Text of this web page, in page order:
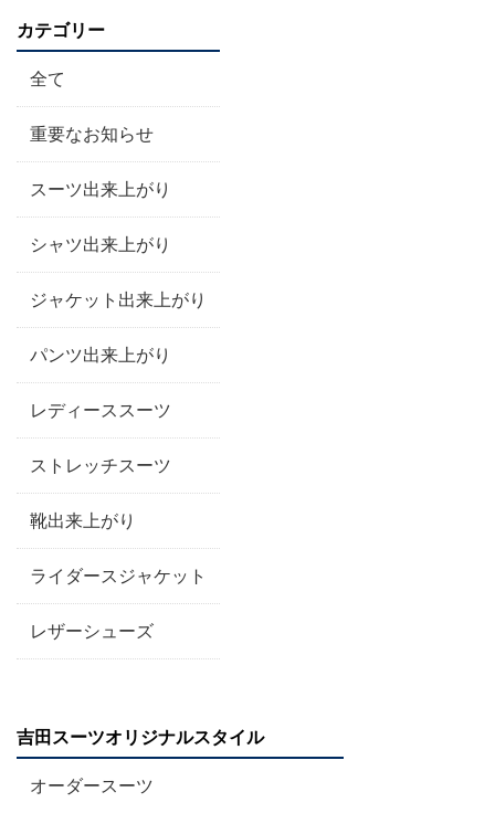
カテゴリー
全て
重要なお知らせ
スーツ出来上がり
シャツ出来上がり
ジャケット出来上がり
パンツ出来上がり
レディーススーツ
ストレッチスーツ
靴出来上がり
ライダースジャケット
レザーシューズ
吉田スーツオリジナルスタイル
オーダースーツ